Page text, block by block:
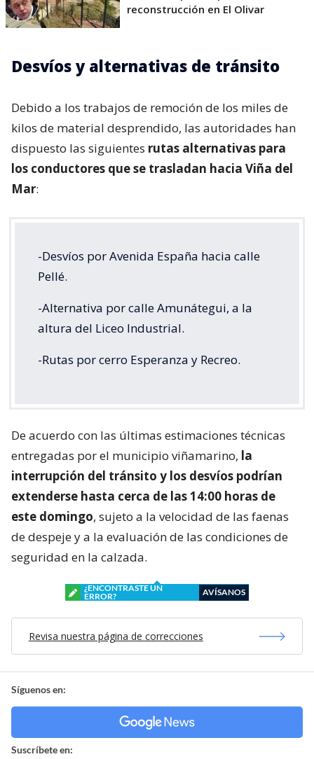
reconstrucción en El Olivar
Desvíos y alternativas de tránsito
Debido a los trabajos de remoción de los miles de
kilos de material desprendido, las autoridades han
dispuesto las siguientes rutas alternativas para
los conductores que se trasladan hacia Viña del
Mar:
-Desvíos por Avenida España hacia calle
Pellé.
-Alternativa por calle Amunátegui, a la
altura del Liceo Industrial.
-Rutas por cerro Esperanza y Recreo.
De acuerdo con las últimas estimaciones técnicas
entregadas por el municipio viñamarino, la
interrupción del tránsito y los desvíos podrían
extenderse hasta cerca de las 14:00 horas de
este domingo, sujeto a la velocidad de las faenas
de despeje y a la evaluación de las condiciones de
seguridad en la calzada.
¿ENCONTRASTE UN
ERROR?
AVÍSANOS
Revisa nuestra página de correcciones
Síguenos en:
Suscríbete en: